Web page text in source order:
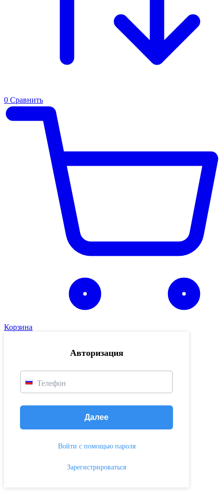
0 Сравнить
Корзина
Авторизация
Телефон
Далее
Войти с помощью пароля
Зарегистрироваться